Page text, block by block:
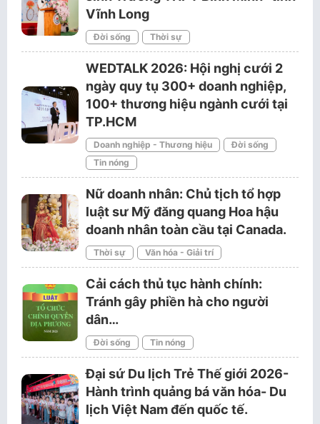
Vĩnh Long
Đời sống Thời sự
WEDTALK 2026: Hội nghị cưới 2
ngày quy tụ 300+ doanh nghiệp,
100+ thương hiệu ngành cưới tại
TP.HCM
Doanh nghiệp - Thương hiệu
Đời sống
Tin nóng
Nữ doanh nhân: Chủ tịch tổ hợp
luật sư Mỹ đăng quang Hoa hậu
doanh nhân toàn cầu tại Canada.
Thời sự Văn hóa - Giải trí
Cải cách thủ tục hành chính:
Tránh gây phiền hà cho người
dân…
Đời sống Tin nóng
Đại sứ Du lịch Trẻ Thế giới 2026-
Hành trình quảng bá văn hóa- Du
lịch Việt Nam đến quốc tế.